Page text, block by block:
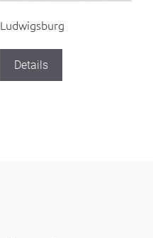
Ludwigsburg
Details